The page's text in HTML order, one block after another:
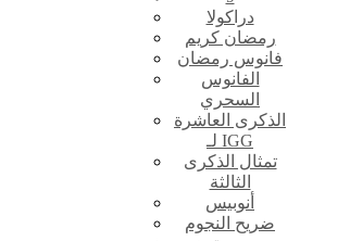
دراكولا
رمضان كريم
فانوس رمضان
الفانوس
السحري
الذكرى العاشرة
لـ IGG
تمثال الذكرى
الثالثة
أنوبيس
ضريح النجوم